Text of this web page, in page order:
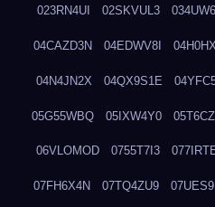
023RN4UI 02SKVUL3
04CAZD3N 04EDWV8I
04N4JN2X 04QX9S1E
05G55WBQ 05IXW4Y0
06VLOMOD 0755T7I3
07FH6X4N 07TQ4ZU9